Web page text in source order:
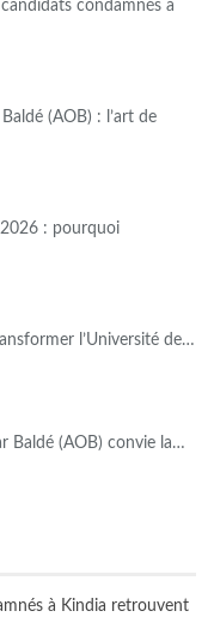
condamnés à
(AOB) : l’art de
: pourquoi
l’Université de…
Baldé (AOB) convie la…
à Kindia retrouvent